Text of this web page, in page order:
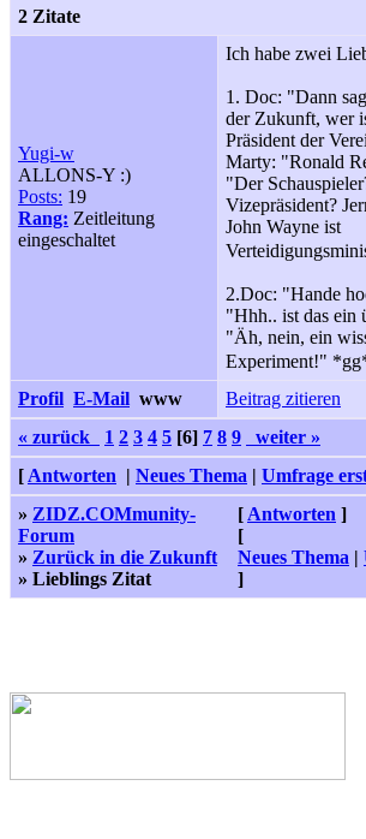
2 Zitate
Yugi-w
ALLONS-Y :)
Posts: 19
Rang: Zeitleitung
eingeschaltet
Ich habe zwei
1. Doc: "Dann
der Zukunft, wer
Präsident der
Marty: "Ronald
"Der
Vizepräsident?
John Wayne ist
2.Doc: "Hande
"Hhh.. ist das ein
"Äh, nein, ein
Experiment!"
Profil E-Mail www
Beitrag zitieren
« zurück
1 2 3 4 5 [6] 7 8 9
weiter »
[ Antworten | Neues Thema | Umfrage
» ZIDZ.COMmunity-
Forum
» Zurück in die Zukunft
» Lieblings Zitat
[ Antworten ]
[
Neues Thema |
]